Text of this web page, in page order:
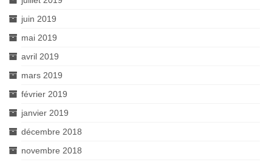
juin 2019
mai 2019
avril 2019
mars 2019
février 2019
janvier 2019
décembre 2018
novembre 2018